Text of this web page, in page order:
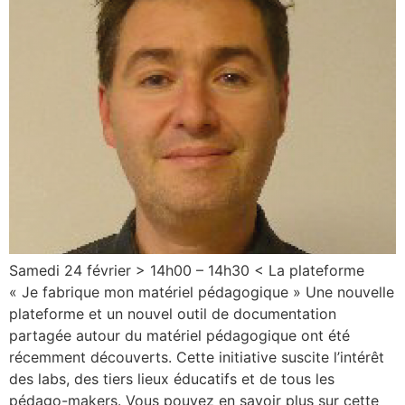
Samedi 24 février > 14h00 – 14h30 < La plateforme
« Je fabrique mon matériel pédagogique » Une nouvelle
plateforme et un nouvel outil de documentation
partagée autour du matériel pédagogique ont été
récemment découverts. Cette initiative suscite l’intérêt
des labs, des tiers lieux éducatifs et de tous les
pédago-makers. Vous pouvez en savoir plus sur cette